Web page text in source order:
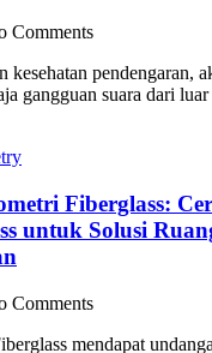
Comments
kesehatan pendengaran,
gangguan suara dari luar
Fiberglass:
untuk Solusi
Comments
mendapat